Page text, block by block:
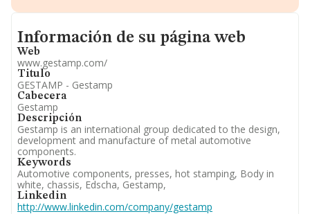
Accionistas.
Artículos de prensa publicados sobre la empresa.
Información oficial y registral complementaria.
Informacion de su página web
Información de su página web
Web
www.gestamp.com/
Titulo
GESTAMP - Gestamp
Cabecera
Gestamp
Descripción
Gestamp is an international group dedicated to the design,
development and manufacture of metal automotive
components.
Keywords
Automotive components, presses, hot stamping, Body in
white, chassis, Edscha, Gestamp,
Linkedin
http://www.linkedin.com/company/gestamp